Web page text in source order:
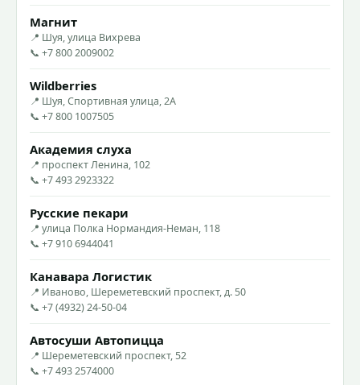
Магнит
📍 Шуя, улица Вихрева
📞 +7 800 2009002
Wildberries
📍 Шуя, Спортивная улица, 2А
📞 +7 800 1007505
Академия слуха
📍 проспект Ленина, 102
📞 +7 493 2923322
Русские пекари
📍 улица Полка Нормандия-Неман, 118
📞 +7 910 6944041
Канавара Логистик
📍 Иваново, Шереметевский проспект, д. 50
📞 +7 (4932) 24-50-04
Автосуши Автопицца
📍 Шереметевский проспект, 52
📞 +7 493 2574000